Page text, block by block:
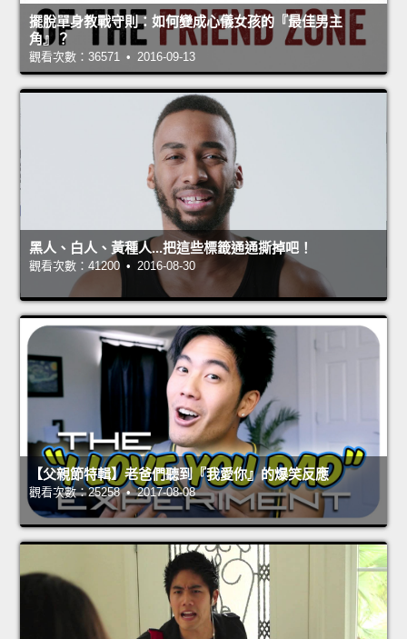
擺脫單身教戰守則：如何變成心儀女孩的『最佳男主
角』？
觀看次數：36571 • 2016-09-13
黑人、白人、黃種人...把這些標籤通通撕掉吧！
觀看次數：41200 • 2016-08-30
【父親節特輯】老爸們聽到『我愛你』的爆笑反應
觀看次數：25258 • 2017-08-08